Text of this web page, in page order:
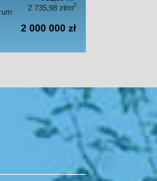
2 735,98 zł/m2
2 000 000 zł